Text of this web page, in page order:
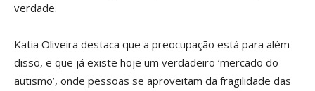
verdade.
Katia Oliveira destaca que a preocupação está para além
disso, e que já existe hoje um verdadeiro ‘mercado do
autismo’, onde pessoas se aproveitam da fragilidade das